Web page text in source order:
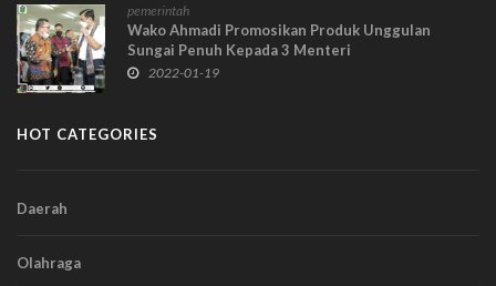
pemerintah
Wako Ahmadi Promosikan Produk Unggulan
Sungai Penuh Kepada 3 Menteri
2022-01-19
HOT CATEGORIES
Daerah
Olahraga